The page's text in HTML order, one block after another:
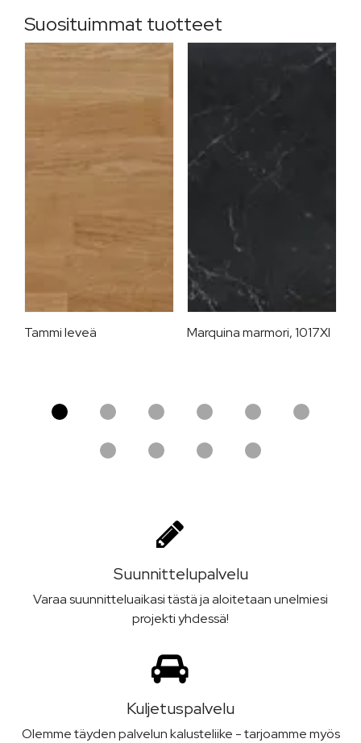
Suosituimmat tuotteet
Tammi leveä Marquina marmori, 1017XI
Suunnittelu­palvelu
Varaa suunnitteluaikasi tästä ja aloitetaan unelmiesi
projekti yhdessä!
Kuljetus­palvelu
Olemme täyden palvelun kalusteliike - tarjoamme myös